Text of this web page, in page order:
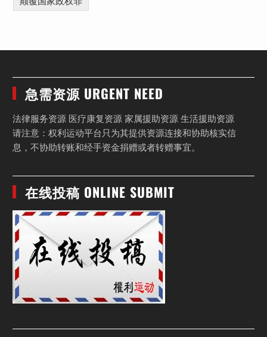
急需资源 URGENT NEED
法律服务资源 医疗康复资源 家属援助资源 生活援助资源
请注意：权利运动平台只为其提供资源连接和协助核实信
息，不协助转账和经手资金捐赠或者转赠事宜。
在线投稿 ONLINE SUBMIT